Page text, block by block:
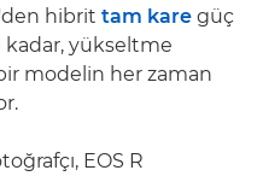
'den hibrit tam kare güç
kadar, yükseltme
modelin her zaman
EOS R